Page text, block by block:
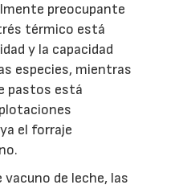
preocupante
térmico está
y la capacidad
especies, mientras
pastos está
el forraje
de leche, las